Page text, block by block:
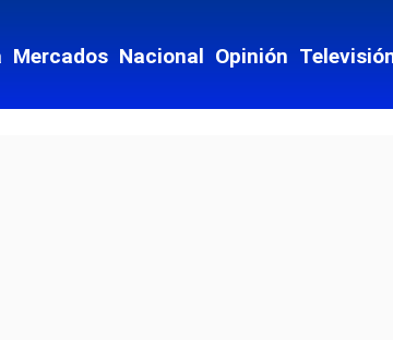
Mercados Nacional Opinión
whatsapp